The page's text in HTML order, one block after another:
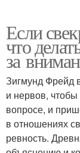
Если
что
за
Зигмунд Фрейд
и нервов,
вопросе, и
в отношениях
ревность.